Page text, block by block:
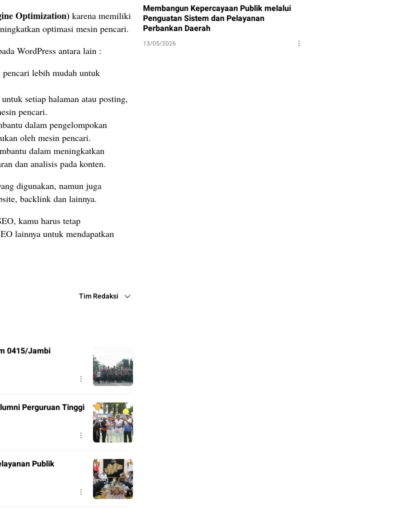
Optimization) karena memiliki
optimasi mesin pencari.
WordPress antara lain :
lebih mudah untuk
setiap halaman atau posting,
pencari.
dalam pengelompokan
oleh mesin pencari.
dalam meningkatkan
dan analisis pada konten.
digunakan, namun juga
backlink dan lainnya.
kamu harus tetap
lainnya untuk mendapatkan
Tim Redaksi
0415/Jambi
Perguruan Tinggi
Publik
Membangun Kepercayaan Publik melalui
Penguatan Sistem dan Pelayanan
Perbankan Daerah
13/05/2026